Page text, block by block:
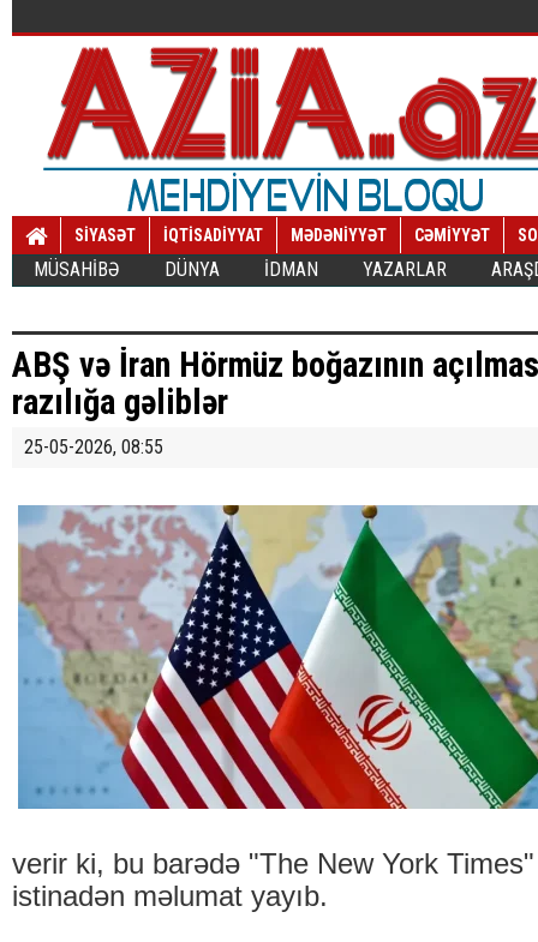
SİYASƏT İQTİSADİYYAT MƏDƏNİYYƏT CƏMİYYƏT
MÜSAHİBƏ DÜNYA İDMAN YAZARLAR
ABŞ və İran Hörmüz boğazının
razılığa gəliblər
25-05-2026, 08:55
verir ki, bu barədə "The New York
istinadən məlumat yayıb.